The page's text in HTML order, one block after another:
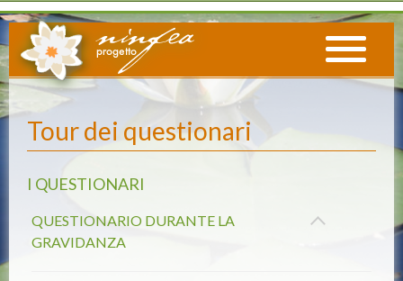
Tour dei questionari
I QUESTIONARI
QUESTIONARIO DURANTE LA
GRAVIDANZA